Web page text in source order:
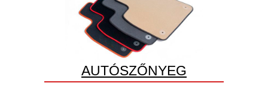
AUTÓSZŐNYEG